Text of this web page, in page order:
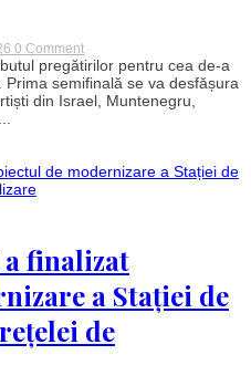
0 Commenton
România
și-
aflat
2026,
țări
participă
și
cine
s-
a
retras
pregătirilor pentru cea de-a
semifinală se va desfășura
din Israel, Muntenegru,
finalizat
a Stației de
de